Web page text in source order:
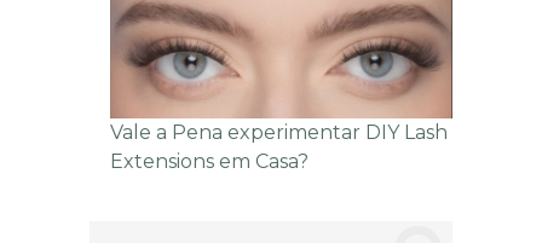
Vale a Pena experimentar DIY Lash
Extensions em Casa?